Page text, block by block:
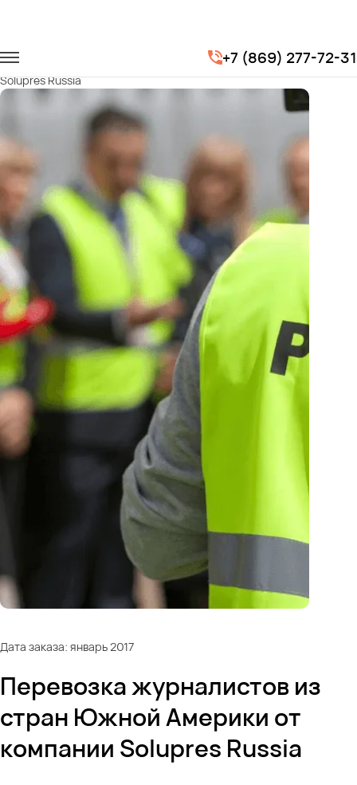
+7 (869) 277-72-31
Городские перевозки
Перевозка журналистов из стран Южной Америки от компании
Solupres Russia
Дата заказа: январь 2017
Перевозка журналистов из
стран Южной Америки от
компании Solupres Russia